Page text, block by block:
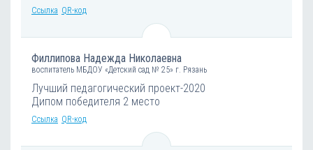
Ссылка QR-код
Филлипова Надежда Николаевна
воспитатель МБДОУ «Детский сад № 25» г. Рязань
Лучший педагогический проект-2020
Дипом победителя 2 место
Ссылка QR-код